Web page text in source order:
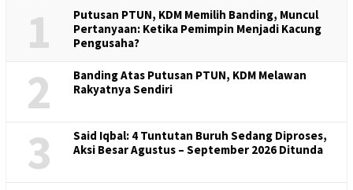
1
Putusan PTUN, KDM Memilih Banding, Muncul
Pertanyaan: Ketika Pemimpin Menjadi Kacung
Pengusaha?
2
Banding Atas Putusan PTUN, KDM Melawan
Rakyatnya Sendiri
3
Said Iqbal: 4 Tuntutan Buruh Sedang Diproses,
Aksi Besar Agustus – September 2026 Ditunda